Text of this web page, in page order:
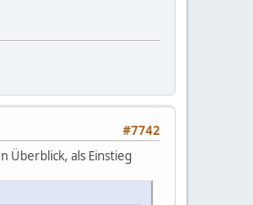
#7742
Überblick, als Einstieg